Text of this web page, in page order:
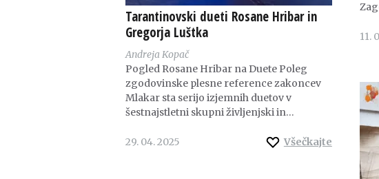
11.
Tarantinovski dueti Rosane Hribar in
Gregorja Luštka
Andreja Kopač
Pogled Rosane Hribar na Duete Poleg
zgodovinske plesne reference zakoncev
Mlakar sta serijo izjemnih duetov v
šestnajstletni skupni življenjski in…
Všečkajte
29. 04. 2025